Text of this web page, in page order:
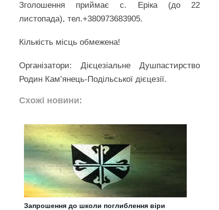
Зголошення приймає с. Еріка (до 22
листопада), тел.+380973683905.
Кількість місць обмежена!
Організатори: Дієцезіальне Душпастирство
Родин Кам’янець-Подільської дієцезії.
Схожі новини:
Запрошення до школи поглиблення віри